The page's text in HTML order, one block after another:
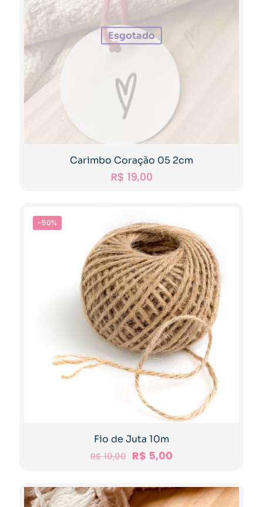
Esgotado
Carimbo Coração 05 2cm
R$ 19,00
-50%
Fio de Juta 10m
R$10,00 R$ 5,00